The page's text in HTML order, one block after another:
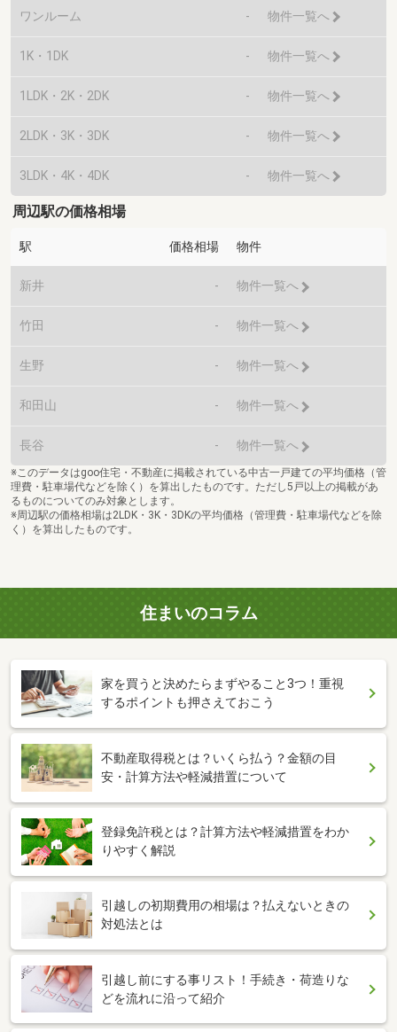
ワンルーム - 物件一覧へ
1K・1DK - 物件一覧へ
1LDK・2K・2DK - 物件一覧へ
2LDK・3K・3DK - 物件一覧へ
3LDK・4K・4DK - 物件一覧へ
周辺駅の価格相場
駅 価格相場 物件
新井 - 物件一覧へ
竹田 - 物件一覧へ
生野 - 物件一覧へ
和田山 - 物件一覧へ
長谷 - 物件一覧へ
※このデータはgoo住宅・不動産に掲載されている中古一戸建ての平均価格（管
理費・駐車場代などを除く）を算出したものです。ただし5戸以上の掲載があ
るものについてのみ対象とします。
※周辺駅の価格相場は2LDK・3K・3DKの平均価格（管理費・駐車場代などを除
く）を算出したものです。
住まいのコラム
家を買うと決めたらまずやること3つ！重視
するポイントも押さえておこう
不動産取得税とは？いくら払う？金額の目
安・計算方法や軽減措置について
登録免許税とは？計算方法や軽減措置をわか
りやすく解説
引越しの初期費用の相場は？払えないときの
対処法とは
引越し前にする事リスト！手続き・荷造りな
どを流れに沿って紹介